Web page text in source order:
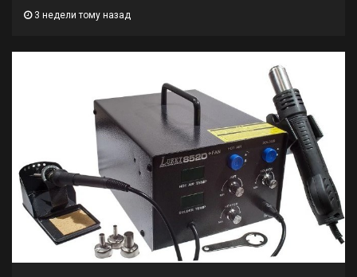
3 недели тому назад